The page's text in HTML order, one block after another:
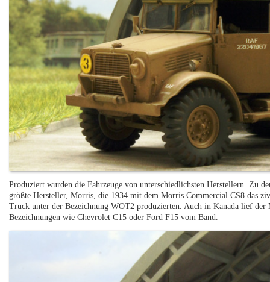
Produziert wurden die Fahrzeuge von unterschiedlichsten Herstellern. Zu
größte Hersteller, Morris, die 1934 mit dem Morris Commercial CS8 das
Truck unter der Bezeichnung WOT2 produzierten. Auch in Kanada lief
Bezeichnungen wie Chevrolet C15 oder Ford F15 vom Band.